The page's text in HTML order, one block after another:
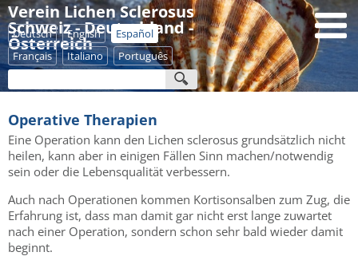
Verein Lichen Sclerosus
Schweiz - Deutschland -
Österreich
Deutsch English
Español
Français
Italiano Português
Operative Therapien
Eine Operation kann den Lichen sclerosus grundsätzlich nicht
heilen, kann aber in einigen Fällen Sinn machen/notwendig
sein oder die Lebensqualität verbessern.
Auch nach Operationen kommen Kortisonsalben zum Zug, die
Erfahrung ist, dass man damit gar nicht erst lange zuwartet
nach einer Operation, sondern schon sehr bald wieder damit
beginnt.